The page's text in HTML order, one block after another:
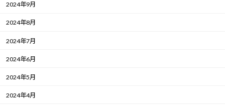
2024年9月
2024年8月
2024年7月
2024年6月
2024年5月
2024年4月